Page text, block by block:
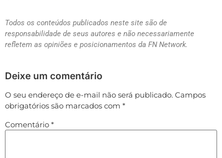
Todos os conteúdos publicados neste site são de
responsabilidade de seus autores e não necessariamente
refletem as opiniões e posicionamentos da FN Network.
Deixe um comentário
O seu endereço de e-mail não será publicado. Campos
obrigatórios são marcados com *
Comentário *